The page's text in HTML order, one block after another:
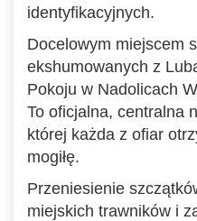
identyfikacyjnych.
Docelowym miejscem
ekshumowanych z
Pokoju w Nadolicach
To oficjalna, centralna
której każda z ofiar
mogiłę.
Przeniesienie
miejskich trawników i